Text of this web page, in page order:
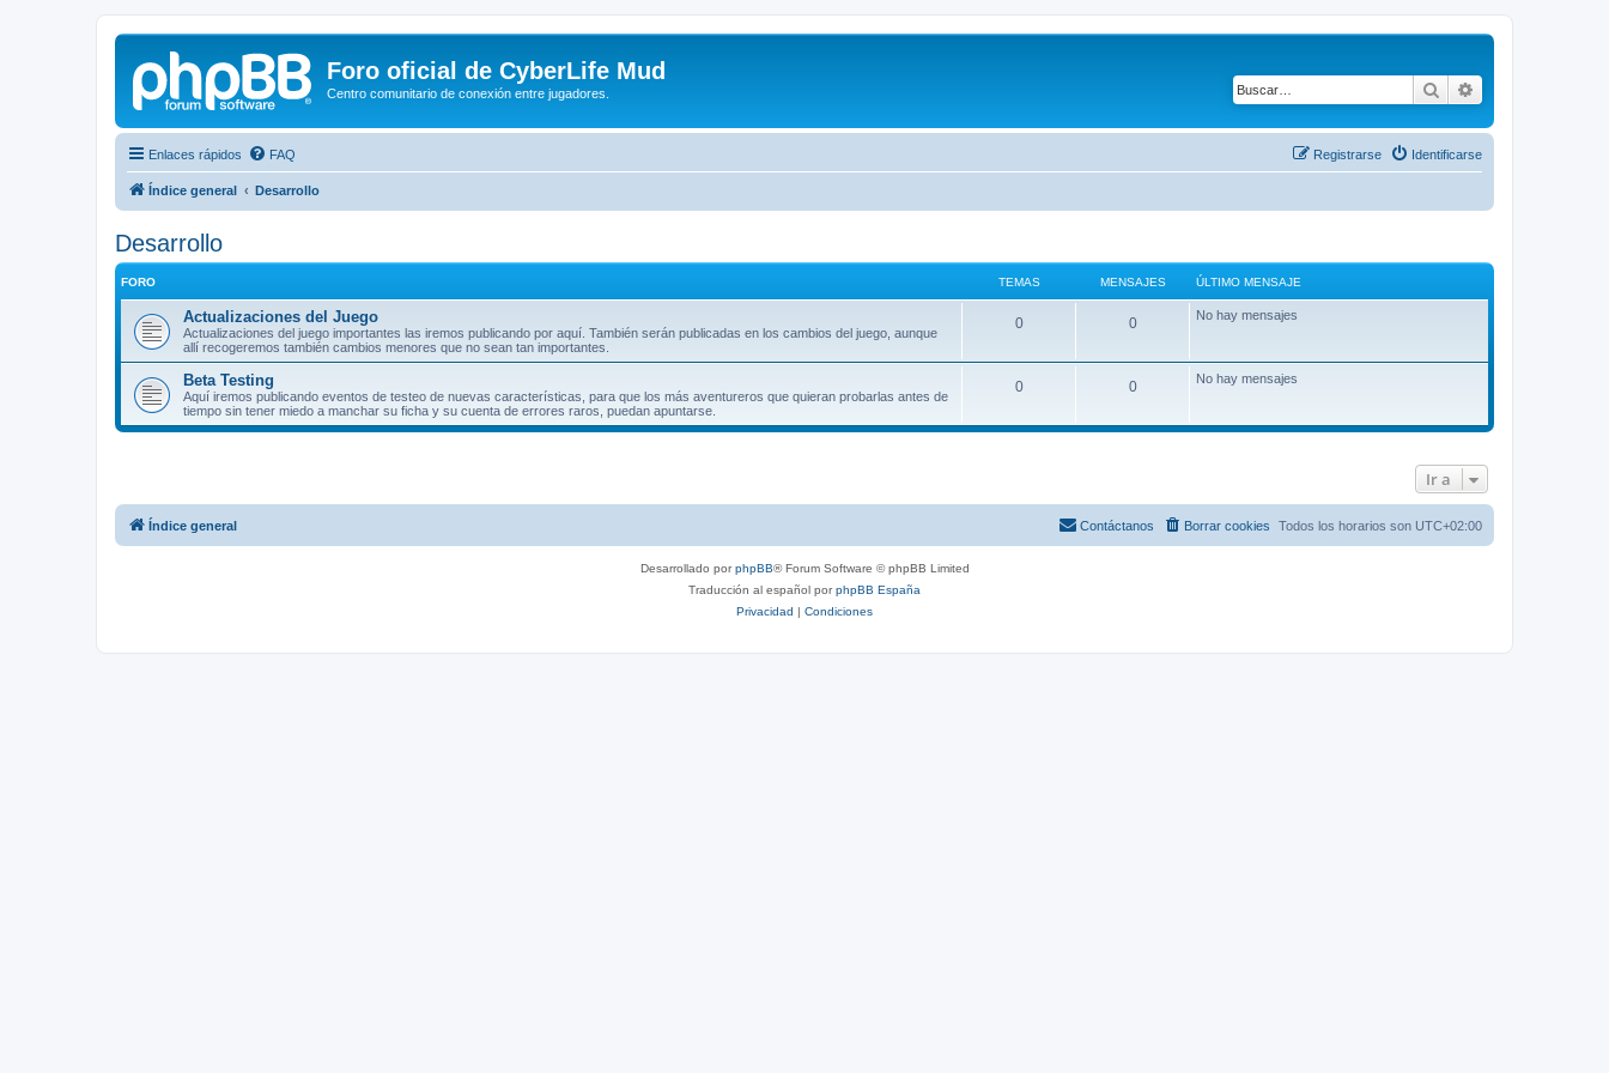
Foro oficial de CyberLife Mud
Centro comunitario de conexión entre jugadores. Buscar
Enlaces rápidos FAQ Identificarse
Registrarse
Índice general Desarrollo
Desarrollo
FORO TEMAS MENSAJES ÚLTIMO MENSAJE
Actualizaciones del Juego
Actualizaciones del juego importantes las iremos publicando por aquí. También serán publicadas en los cambios del juego, aunque
allí recogeremos también cambios menores que no sean tan importantes.
0 0 No hay mensajes
Beta Testing
Aquí iremos publicando eventos de testeo de nuevas características, para que los más aventureros que quieran probarlas antes de
tiempo sin tener miedo a manchar su ficha y su cuenta de errores raros, puedan apuntarse.
0 0 No hay mensajes
Ir a
Índice general Todos los horarios son UTC+02:00
Borrar cookies
Contáctanos
Desarrollado porphpBB® Forum Software © phpBB Limited
Traducción al español porphpBB España
Privacidad | Condiciones